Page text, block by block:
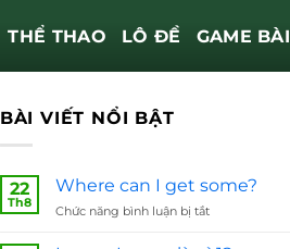
THỂ THAO LÔ ĐỀ GAME BÀI
BÀI VIẾT NỔI BẬT
22
Th8
Where can I get some?
Chức năng bình luận bị tắtở